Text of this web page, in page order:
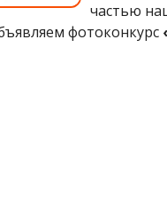
частью
фотоконкурс